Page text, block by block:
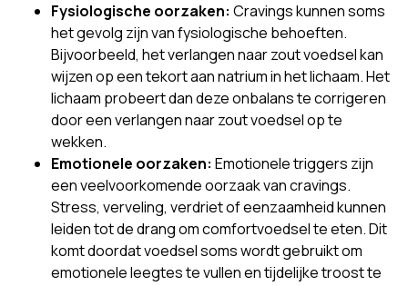
Fysiologische oorzaken: Cravings kunnen soms
het gevolg zijn van fysiologische behoeften.
Bijvoorbeeld, het verlangen naar zout voedsel kan
wijzen op een tekort aan natrium in het lichaam. Het
lichaam probeert dan deze onbalans te corrigeren
door een verlangen naar zout voedsel op te
wekken.
Emotionele oorzaken: Emotionele triggers zijn
een veelvoorkomende oorzaak van cravings.
Stress, verveling, verdriet of eenzaamheid kunnen
leiden tot de drang om comfortvoedsel te eten. Dit
komt doordat voedsel soms wordt gebruikt om
emotionele leegtes te vullen en tijdelijke troost te